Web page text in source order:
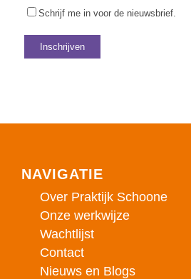
Schrijf me in voor de nieuwsbrief.
NAVIGATIE
Over Praktijk Schoone
Onze werkwijze
Wachtlijst
Contact
Nieuws en Blogs